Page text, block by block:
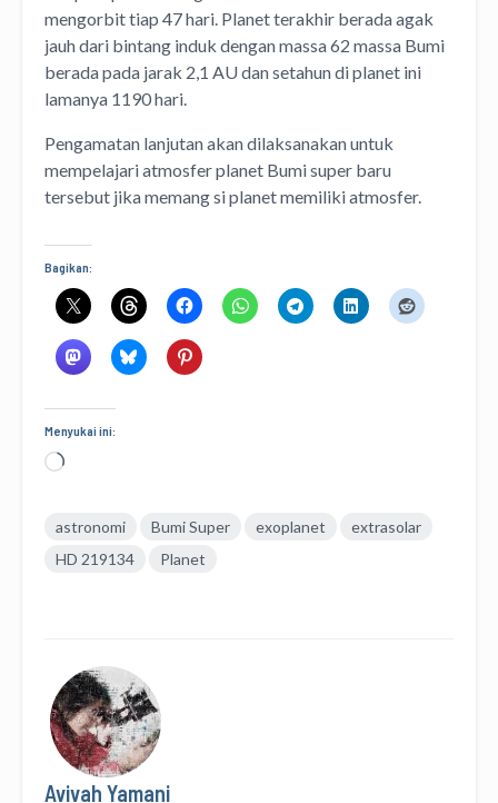
mengorbit tiap 47 hari. Planet terakhir berada agak
jauh dari bintang induk dengan massa 62 massa Bumi
berada pada jarak 2,1 AU dan setahun di planet ini
lamanya 1190 hari.
Pengamatan lanjutan akan dilaksanakan untuk
mempelajari atmosfer planet Bumi super baru
tersebut jika memang si planet memiliki atmosfer.
Bagikan:
Menyukai ini:
Memuat...
astronomi Bumi Super exoplanet
extrasolar
HD 219134
Planet
Avivah Yamani